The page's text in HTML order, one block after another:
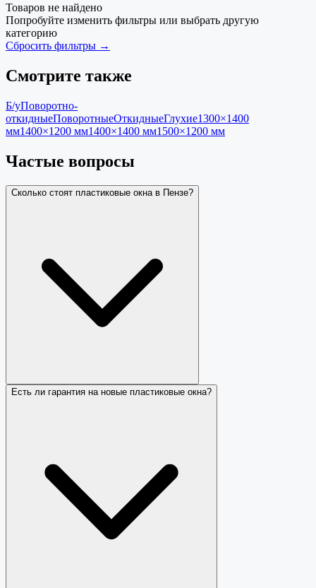
Товаров не найдено
Попробуйте изменить фильтры или выбрать другую
категорию
Сбросить фильтры →
Смотрите также
Б/уПоворотно-
откидныеПоворотныеОткидныеГлухие1300×1400
мм1400×1200 мм1400×1400 мм1500×1200 мм
Частые вопросы
Сколько стоят пластиковые окна в Пензе?
Есть ли гарантия на новые пластиковые окна?